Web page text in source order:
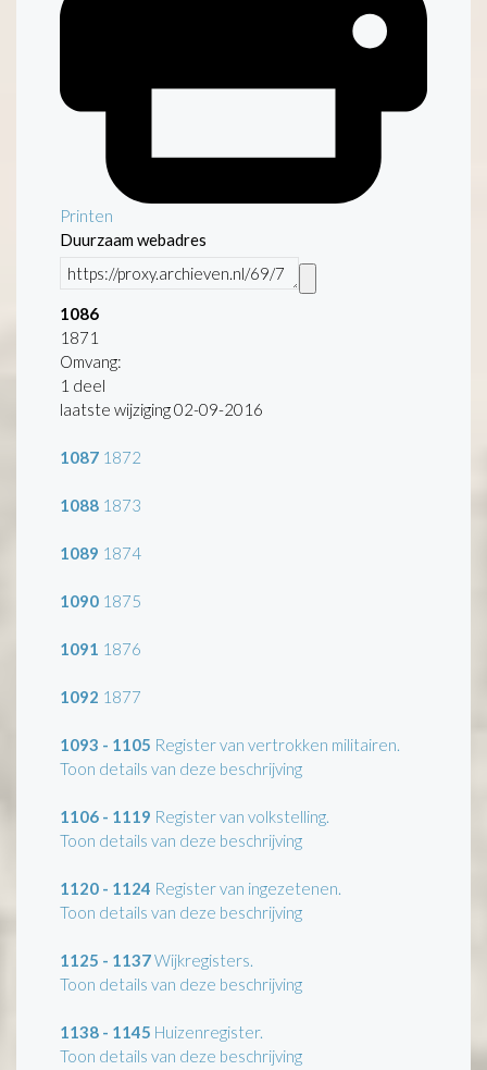
Printen
Duurzaam webadres
1086
1871
Omvang:
1 deel
laatste wijziging 02-09-2016
1087 1872
1088 1873
1089 1874
1090 1875
1091 1876
1092 1877
1093 - 1105 Register van vertrokken militairen.
Toon details van deze beschrijving
1106 - 1119 Register van volkstelling.
Toon details van deze beschrijving
1120 - 1124 Register van ingezetenen.
Toon details van deze beschrijving
1125 - 1137Wijkregisters.
Toon details van deze beschrijving
1138 - 1145 Huizenregister.
Toon details van deze beschrijving